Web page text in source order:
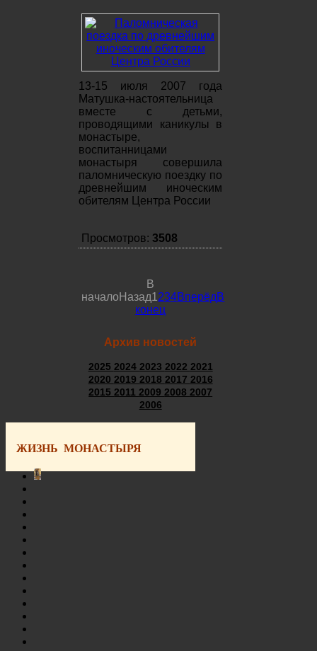
13-15 июля 2007 года
Матушка-настоятельница
вместе с детьми,
проводящими каникулы в
монастыре,
воспитанницами
монастыря совершила
паломническую поездку по
древнейшим иноческим
обителям Центра России
Просмотров: 3508
В
начало Назад1234ВперёдВ
конец
Архив новостей
2025 2024 2023 2022 2021
2020 2019 2018 2017 2016
20152011200920082007
2006
ЖИЗНЬ МОНАСТЫРЯ